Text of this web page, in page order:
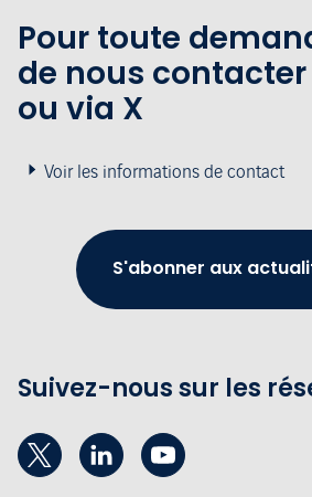
Pour toute
de nous
ou via X
Voir les informations de contact
S'abonner aux
Suivez-nous sur les